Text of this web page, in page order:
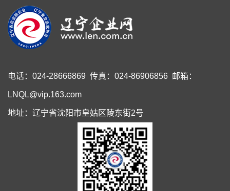
电话：024-28666869 传真：024-86906856 邮箱：
LNQL@vip.163.com
地址：辽宁省沈阳市皇姑区陵东街2号